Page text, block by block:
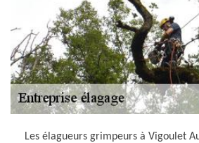
Les élagueurs grimpeurs à Vigoulet